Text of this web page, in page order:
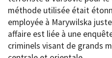
méthode utilisée était
employée à Marywilska
affaire est liée à une
criminels visant de grands